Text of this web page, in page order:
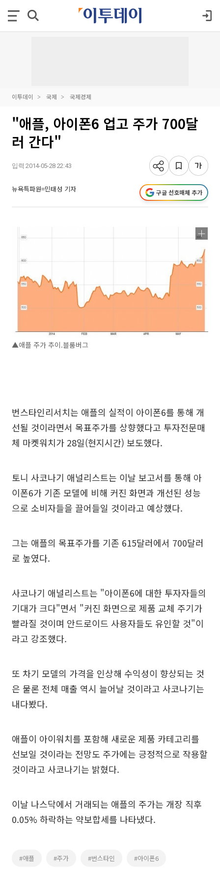
이투데이 국제 국제경제
"애플, 아이폰6 업고 주가 700달
러 간다"
입력 2014-05-28 22:43
뉴욕특파원=민태성 기자 구글 선호매체 추가
▲애플 주가 추이.블룸버그
번스타인리서치는 애플의 실적이 아이폰6를 통해 개
선될 것이라면서 목표주가를 상향했다고 투자전문매
체 마켓워치가 28일(현지시간) 보도했다.
토니 사코나기 애널리스트는 이날 보고서를 통해 아
이폰6가 기존 모델에 비해 커진 화면과 개선된 성능
으로 소비자들을 끌어들일 것이라고 예상했다.
그는 애플의 목표주가를 기존 615달러에서 700달러
로 높였다.
사코나기 애널리스트는 "아이폰6에 대한 투자자들의
기대가 크다"면서 "커진 화면으로 제품 교체 주기가
빨라질 것이며 안드로이드 사용자들도 유인할 것"이
라고 강조했다.
또 차기 모델의 가격을 인상해 수익성이 향상되는 것
은 물론 전체 매출 역시 늘어날 것이라고 사코나기는
내다봤다.
애플이 아이워치를 포함해 새로운 제품 카테고리를
선보일 것이라는 전망도 주가에는 긍정적으로 작용할
것이라고 사코나기는 밝혔다.
이날 나스닥에서 거래되는 애플의 주가는 개장 직후
0.05% 하락하는 약보합세를 나타냈다.
#애플 #주가 #번스타인 #아이폰6